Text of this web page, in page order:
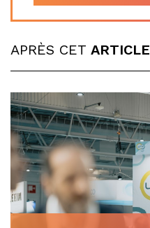
APRÈS CET ARTICLE